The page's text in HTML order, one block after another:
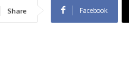
Share Facebook